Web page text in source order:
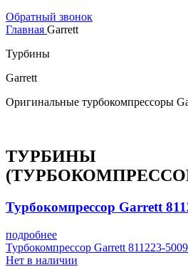
Обратный звонок
Главная Garrett
Турбины
Garrett
Оригинальные турбокомпрессоры
ТУРБИНЫ
Турбокомпрессор Garrett
подробнее
Турбокомпрессор Garrett 811223-
Нет в наличии